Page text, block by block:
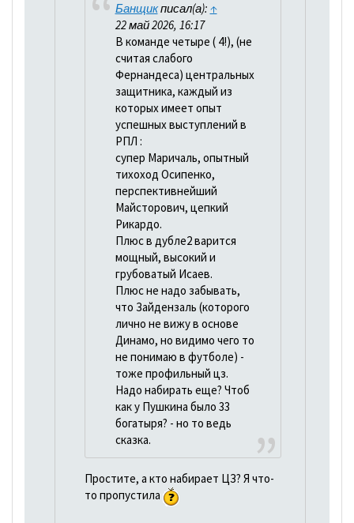
Банщикписал(а): ↑
22 май 2026, 16:17
В команде четыре ( 4!), (не
считая слабого
Фернандеса) центральных
защитника, каждый из
которых имеет опыт
успешных выступлений в
РПЛ :
супер Маричаль, опытный
тихоход Осипенко,
перспективнейший
Майсторович, цепкий
Рикардо.
Плюс в дубле2 варится
мощный, высокий и
грубоватый Исаев.
Плюс не надо забывать,
что Зайдензаль (которого
лично не вижу в основе
Динамо, но видимо чего то
не понимаю в футболе) -
тоже профильный цз.
Надо набирать еще? Чтоб
как у Пушкина было 33
богатыря? - но то ведь
сказка.
Простите, а кто набирает ЦЗ? Я что-
то пропустила